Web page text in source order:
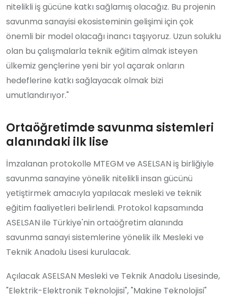
nitelikli iş gücüne katkı sağlamış olacağız. Bu projenin
savunma sanayisi ekosisteminin gelişimi için çok
önemli bir model olacağı inancı taşıyoruz. Uzun soluklu
olan bu çalışmalarla teknik eğitim almak isteyen
ülkemiz gençlerine yeni bir yol açarak onların
hedeflerine katkı sağlayacak olmak bizi
umutlandırıyor."
Ortaöğretimde savunma sistemleri
alanındaki ilk lise
İmzalanan protokolle MTEGM ve ASELSAN iş birliğiyle
savunma sanayine yönelik nitelikli insan gücünü
yetiştirmek amacıyla yapılacak mesleki ve teknik
eğitim faaliyetleri belirlendi. Protokol kapsamında
ASELSAN ile Türkiye'nin ortaöğretim alanında
savunma sanayi sistemlerine yönelik ilk Mesleki ve
Teknik Anadolu Lisesi kurulacak.
Açılacak ASELSAN Mesleki ve Teknik Anadolu Lisesinde,
"Elektrik-Elektronik Teknolojisi", "Makine Teknolojisi"